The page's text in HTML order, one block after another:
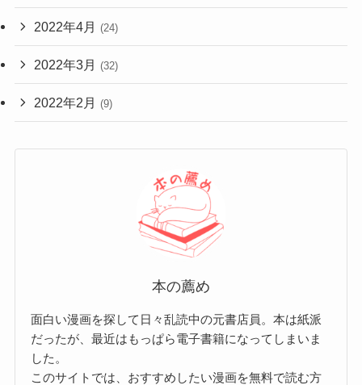
2022年4月 (24)
2022年3月 (32)
2022年2月 (9)
本の薦め
面白い漫画を探して日々乱読中の元書店員。本は紙派
だったが、最近はもっぱら電子書籍になってしまいま
した。
このサイトでは、おすすめしたい漫画を無料で読む方